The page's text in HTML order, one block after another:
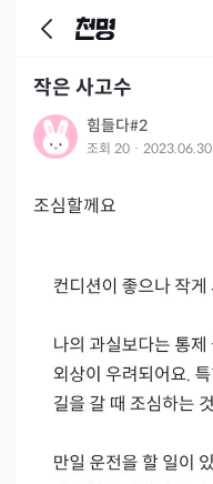
작은 사고수
힘들다#2
조회 20 · 2023.06.30
조심할께요